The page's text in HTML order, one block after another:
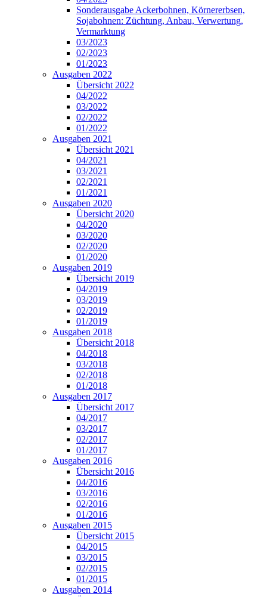
Sonderausgabe Ackerbohnen, Körnererbsen,
Sojabohnen: Züchtung, Anbau, Verwertung,
Vermarktung
03/2023
02/2023
01/2023
Ausgaben 2022
Übersicht 2022
04/2022
03/2022
02/2022
01/2022
Ausgaben 2021
Übersicht 2021
04/2021
03/2021
02/2021
01/2021
Ausgaben 2020
Übersicht 2020
04/2020
03/2020
02/2020
01/2020
Ausgaben 2019
Übersicht 2019
04/2019
03/2019
02/2019
01/2019
Ausgaben 2018
Übersicht 2018
04/2018
03/2018
02/2018
01/2018
Ausgaben 2017
Übersicht 2017
04/2017
03/2017
02/2017
01/2017
Ausgaben 2016
Übersicht 2016
04/2016
03/2016
02/2016
01/2016
Ausgaben 2015
Übersicht 2015
04/2015
03/2015
02/2015
01/2015
Ausgaben 2014